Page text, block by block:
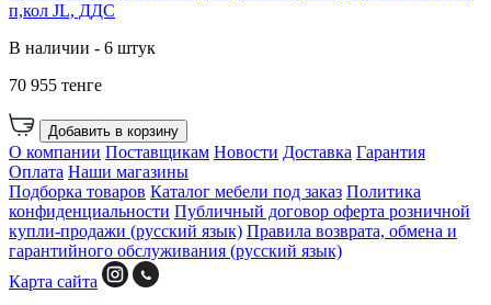
п,кол JL, ДДС
В наличии - 6 штук
70 955 тенге
Добавить в корзину
О компании Поставщикам Новости Доставка Гарантия
Оплата Наши магазины
Подборка товаров Каталог мебели под заказ Политика
конфиденциальности Публичный договор оферта розничной
купли-продажи (русский язык) Правила возврата, обмена и
гарантийного обслуживания (русский язык)
Карта сайта